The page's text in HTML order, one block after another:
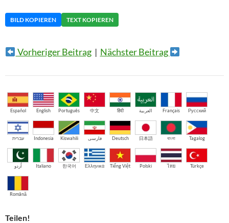
BILD KOPIEREN TEXT KOPIEREN
Vorheriger Beitrag| Nächster Beitrag
Español English Português 中文 हिंदी العربية Français Русский
עברית Indonesia Kiswahili فارسی Deutsch 日本語 বাংলা Tagalog
اُردو Italiano 한국어 Ελληνικά Tiếng Việt Polski ไทย Türkçe
Română
Teilen!